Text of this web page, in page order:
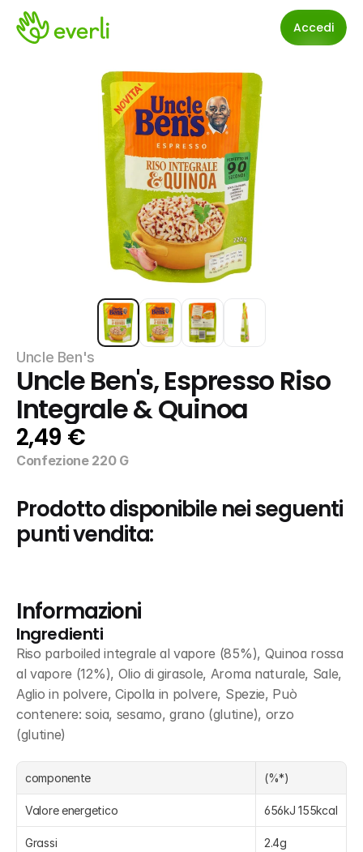
Accedi
Uncle Ben's
Uncle Ben's, Espresso Riso
Integrale & Quinoa
2,49 €
Confezione 220 G
Prodotto disponibile nei seguenti
punti vendita:
Informazioni
Ingredienti
Riso parboiled integrale al vapore (85%), Quinoa rossa
al vapore (12%), Olio di girasole, Aroma naturale, Sale,
Aglio in polvere, Cipolla in polvere, Spezie, Può
contenere: soia, sesamo, grano (glutine), orzo
(glutine)
componente (%*)
Valore energetico 656kJ 155kcal
Grassi 2.4g